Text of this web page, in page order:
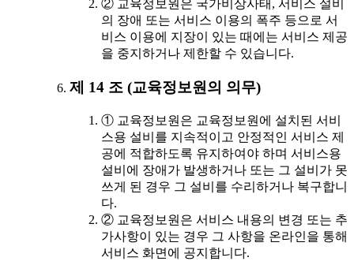
② 교육정보원은 국가비상사태, 서비스 설비
의 장애 또는 서비스 이용의 폭주 등으로 서
비스 이용에 지장이 있는 때에는 서비스 제공
을 중지하거나 제한할 수 있습니다.
제 14 조 (교육정보원의 의무)
① 교육정보원은 교육정보원에 설치된 서비
스용 설비를 지속적이고 안정적인 서비스 제
공에 적합하도록 유지하여야 하며 서비스용
설비에 장애가 발생하거나 또는 그 설비가 못
쓰게 된 경우 그 설비를 수리하거나 복구합니
다.
② 교육정보원은 서비스 내용의 변경 또는 추
가사항이 있는 경우 그 사항을 온라인을 통해
서비스 화면에 공지합니다.